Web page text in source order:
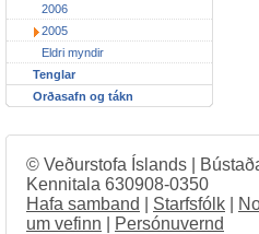
2006
2005
Eldri myndir
Tenglar
Orðasafn og tákn
© Veðurstofa Íslands |
Kennitala 630908-0350
Hafa samband
Starfsfólk
um vefinn
Persónuvernd